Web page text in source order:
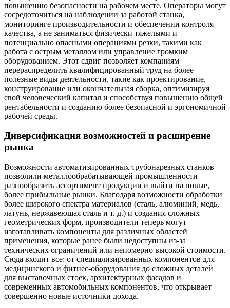
повышению безопасности на рабочем месте. Операторы могут
сосредоточиться на наблюдении за работой станка,
мониторинге производительности и обеспечении контроля
качества, а не заниматься физически тяжелыми и
потенциально опасными операциями резки, такими как
работа с острым металлом или управление громким
оборудованием. Этот сдвиг позволяет компаниям
перераспределить квалифицированный труд на более
полезные виды деятельности, такие как проектирование,
конструирование или окончательная сборка, оптимизируя
свой человеческий капитал и способствуя повышению общей
рентабельности и созданию более безопасной и эргономичной
рабочей среды.
Диверсификация возможностей и расширение
рынка
Возможности автоматизированных трубонарезных станков
позволили металлообрабатывающей промышленности
разнообразить ассортимент продукции и выйти на новые,
более прибыльные рынки. Благодаря возможности обработки
более широкого спектра материалов (сталь, алюминий, медь,
латунь, нержавеющая сталь и т. д.) и создания сложных
геометрических форм, производители теперь могут
изготавливать компоненты для различных областей
применения, которые ранее были недоступны из-за
технических ограничений или непомерно высокой стоимости.
Сюда входит все: от специализированных компонентов для
медицинского и фитнес-оборудования до сложных деталей
для выставочных стоек, архитектурных фасадов и
современных автомобильных компонентов, что открывает
совершенно новые источники дохода.